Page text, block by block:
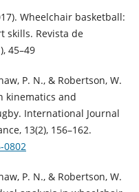
Wheelchair basketball:
skills. Revista de
45–49
P. N., & Robertson, W.
kinematics and
International Journal
13(2), 156–162.
0802
P. N., & Robertson, W.